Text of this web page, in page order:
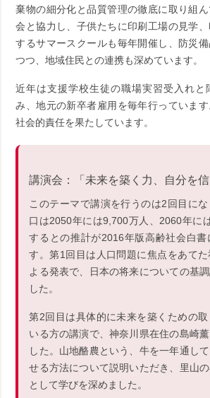
棄物の細分化と品質管理の徹底に取り組
会と協力し、子供たちに印刷工場の見学
するサマースクールも毎年開催し、防災
つつ、地域住民との連携も深めています。
近年は支援学校生徒の職場実習受入れと
み、地元の新卒者雇用を毎年行っていま
社会的責任を果たしています。
講演会：「未来を築く力、自分を信
このテーマで講演を行うのは2回目に
口は2050年には9,700万人、2060年に
するとの推計が2016年版高齢社会白書
す。第1回目は人口問題に焦点をあて
よる発表で、日本の将来についての基
した。
第2回目は具体的に未来を築くための
いる方の講演で、神奈川県在住の島崎
した。山地酪農という、牛を一年通し
せる方法について説明いただき、里山
として学びを深めました。